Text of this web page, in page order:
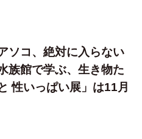
ソコ、絶対に入らない
族館で学ぶ、生き物た
性いっぱい展」は11月